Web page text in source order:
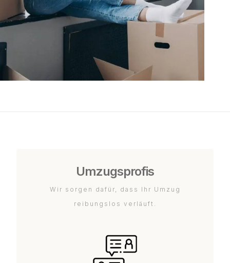
Umzugsprofis
Wir sorgen dafür, dass Ihr Umzug
reibungslos verläuft.